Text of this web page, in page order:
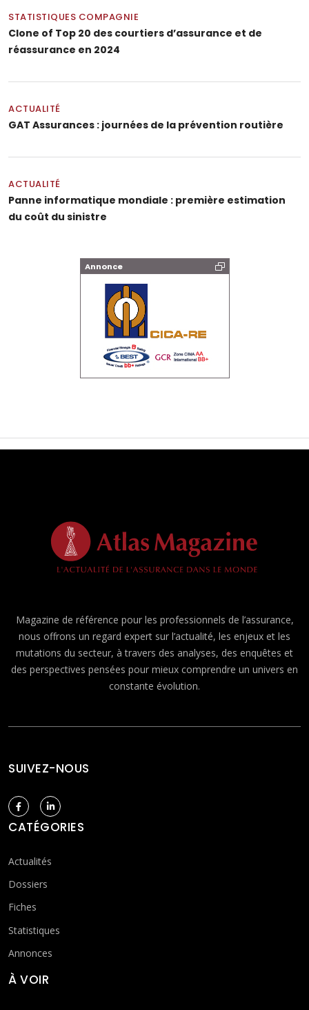
STATISTIQUES COMPAGNIE
Clone of Top 20 des courtiers d’assurance et de
réassurance en 2024
ACTUALITÉ
GAT Assurances : journées de la prévention routière
ACTUALITÉ
Panne informatique mondiale : première estimation
du coût du sinistre
Annonce
Magazine de référence pour les professionnels de l’assurance,
nous offrons un regard expert sur l’actualité, les enjeux et les
mutations du secteur, à travers des analyses, des enquêtes et
des perspectives pensées pour mieux comprendre un univers en
constante évolution.
SUIVEZ-NOUS
CATÉGORIES
Actualités
Dossiers
Fiches
Statistiques
Annonces
À VOIR